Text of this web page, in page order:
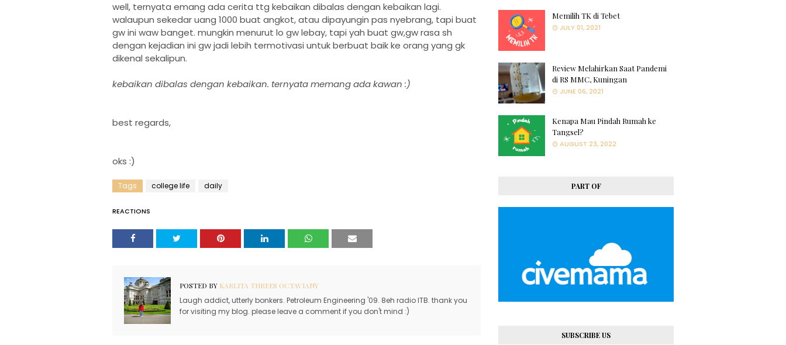
well, ternyata emang ada cerita ttg kebaikan dibalas dengan kebaikan lagi.
walaupun sekedar uang 1000 buat angkot, atau dipayungin pas nyebrang, tapi buat
gw ini waw banget. mungkin menurut lo gw lebay, tapi yah buat gw,gw rasa sh
dengan kejadian ini gw jadi lebih termotivasi untuk berbuat baik ke orang yang gk
dikenal sekalipun.
kebaikan dibalas dengan kebaikan. ternyata memang ada kawan :)
best regards,
oks :)
Tags college life daily
REACTIONS
POSTED BY KARLITA THREES OCTAVIANY
Laugh addict, utterly bonkers. Petroleum Engineering '09. 8eh radio ITB. thank you
for visiting my blog. please leave a comment if you don't mind :)
Memilih TK di Tebet
JULY 01, 2021
Review Melahirkan Saat Pandemi
di RS MMC, Kuningan
JUNE 06, 2021
Kenapa Mau Pindah Rumah ke
Tangsel?
AUGUST 23, 2022
PART OF
SUBSCRIBE US